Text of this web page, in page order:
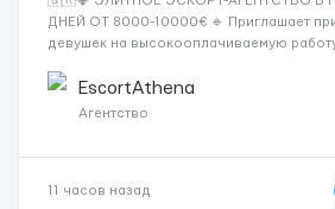
ДНЕЙ ОТ 8000-10000€ 🔹 Приглашает
девушек на высокооплачиваемую
хорошие деньги 💶 — это предложение
Требования: ✔️ Возраст от ...
EscortAthena
Агентство
11 часов назад